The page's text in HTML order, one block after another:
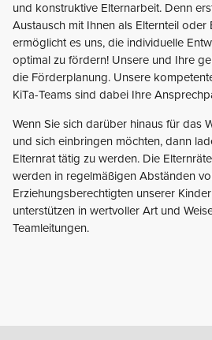
und konstruktive Elternarbeit. Denn
Austausch mit Ihnen als Elternteil
ermöglicht es uns, die individuelle
optimal zu fördern! Unsere und Ihre
die Förderplanung. Unsere
KiTa-Teams sind dabei Ihre
Wenn Sie sich darüber hinaus für das
und sich einbringen möchten, dann
Elternrat tätig zu werden. Die
werden in regelmäßigen Abständen
Erziehungsberechtigten unserer
unterstützen in wertvoller Art und
Teamleitungen.